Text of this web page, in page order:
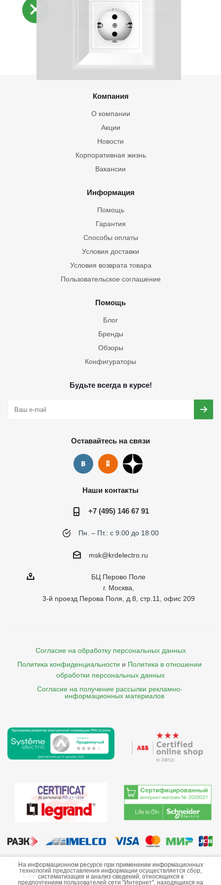
К сожалению, раздел пуст
В данный момент нет активных
Компания
О компании
Акции
Новости
Корпоративная жизнь
Вакансии
Информация
Помощь
Гарантия
Способы оплаты
Условия доставки
Условия возврата товара
Пользовательское соглашение
Помощь
Блог
Бренды
Обзоры
Конфигураторы
Будьте всегда в курсе!
Оставайтесь на связи
Наши контакты
+7 (495) 146 67 91
Пн. – Пт.: с 9:00 до 18:00
msk@krdelectro.ru
БЦ Перово Поле
г. Москва,
3-й проезд Перова Поля, д.8, стр.11, офис 209
Согласие на обработку персональных данных
Политика конфиденциальности и Политика в отношении
обработки персональных данных
Согласие на получение рассылки рекламно-
    информационных материалов
©2013-2026 ООО «Краснодарэлектро»
Сайт носит информационный характер и не является
На информационном ресурсе при применении информационных
технологий предоставления информации осуществляется сбор,
систематизация и анализ сведений, относящихся к
предпочтениям пользователей сети "Интернет", находящихся на